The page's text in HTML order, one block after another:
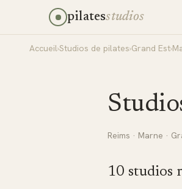
pilatesstudios
Accueil›Studios de pilates›Grand Est›
Reims · Marne ·
10 studios